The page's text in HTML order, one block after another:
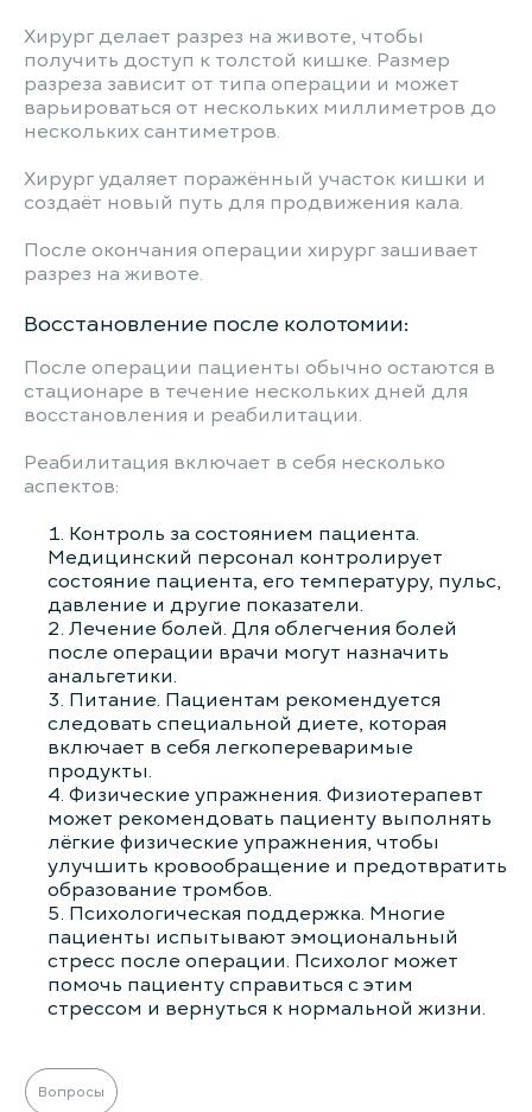
Хирург делает разрез на животе, чтобы
получить доступ к толстой кишке. Размер
разреза зависит от типа операции и может
варьироваться от нескольких миллиметров до
нескольких сантиметров.
Хирург удаляет поражённый участок кишки и
создаёт новый путь для продвижения кала.
После окончания операции хирург зашивает
разрез на животе.
Восстановление после колотомии:
После операции пациенты обычно остаются в
стационаре в течение нескольких дней для
восстановления и реабилитации.
Реабилитация включает в себя несколько
аспектов:
Контроль за состоянием пациента.
Медицинский персонал контролирует
состояние пациента, его температуру, пульс,
давление и другие показатели.
Лечение болей. Для облегчения болей
после операции врачи могут назначить
анальгетики.
Питание. Пациентам рекомендуется
следовать специальной диете, которая
включает в себя легкопереваримые
продукты.
Физические упражнения. Физиотерапевт
может рекомендовать пациенту выполнять
лёгкие физические упражнения, чтобы
улучшить кровообращение и предотвратить
образование тромбов.
Психологическая поддержка. Многие
пациенты испытывают эмоциональный
стресс после операции. Психолог может
помочь пациенту справиться с этим
стрессом и вернуться к нормальной жизни.
Вопросы